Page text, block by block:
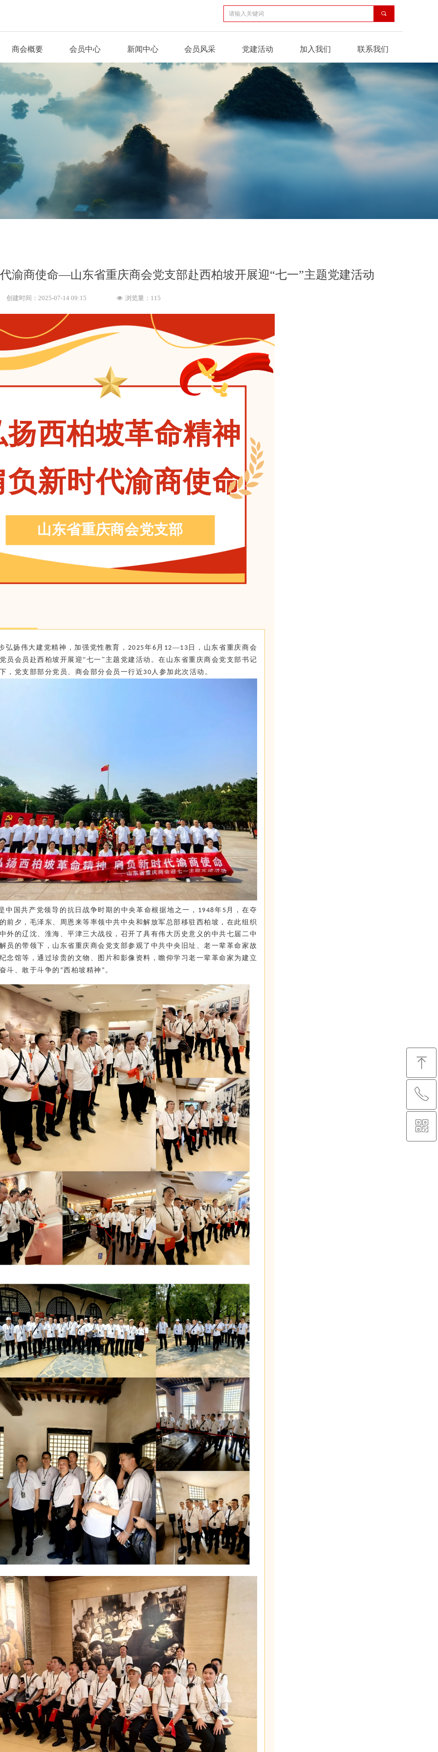
商会概要 会员中心 新闻中心 会员风采 党建活动 加入我们 联系我们
끠
渝商使命—山东省重庆商会党支部赴西柏坡开展迎“七一”主题党建活动
扬西柏坡革命精神
负新时代渝商使命
山东省重庆商会党支部
弘扬伟大建党精神，加强党性教育， 2025年6 月 12—13 日， 山东省重庆商会
员会员赴西柏坡开展迎“七一”主题党建活动 。在山东省重庆商会党支部书记
，党支部部分党员、商会部分会员一行近 30 人 参加此次活动。
中国共产党领导的抗日战争时期的中央革命根据地之一 ， 1948年 5 月 ， 在夺
前夕，毛泽东、周恩来等率领中共中央和解放军总部移驻西柏坡，在此组织
外的辽沈、淮海、平津三大战役，召开了具有伟大历史意义的中共七届二中
员的带领下，山东省重庆商会党支部参观了 中共中央旧址、老一辈革命家故
念馆等，通过珍贵的文物、图片和影像资料，瞻仰学习老一辈革命家为建立
斗、敢于斗争的 “西柏坡精神 ” 。
创建时间： 2025-07-14 09:15 넶 浏览量： 115
ꁸ
回到顶部
ꂅ
13505400546
ꀥ